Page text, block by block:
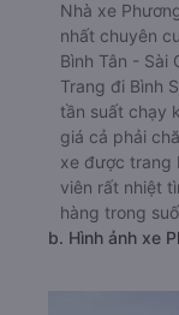
Nhà xe
nhất chuyên
Bình Tân - Sài
Trang đi Bình
tần suất chạy
giá cả phải
xe được trang
viên rất nhiệt
hàng trong
b. Hình ảnh xe